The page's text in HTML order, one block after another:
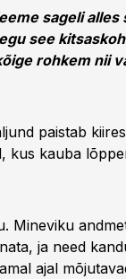
sageli alles
see
rohkem nii
paistab
kus kauba
Mineviku
ja need
ajal